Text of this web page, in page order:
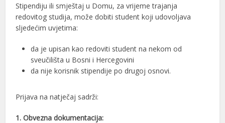
Stipendiju ili smještaj u Domu, za vrijeme trajanja
redovitog studija, može dobiti student koji udovoljava
sljedećim uvjetima:
da je upisan kao redoviti student na nekom od
sveučilišta u Bosni i Hercegovini
da nije korisnik stipendije po drugoj osnovi.
Prijava na natječaj sadrži:
1. Obvezna dokumentacija: